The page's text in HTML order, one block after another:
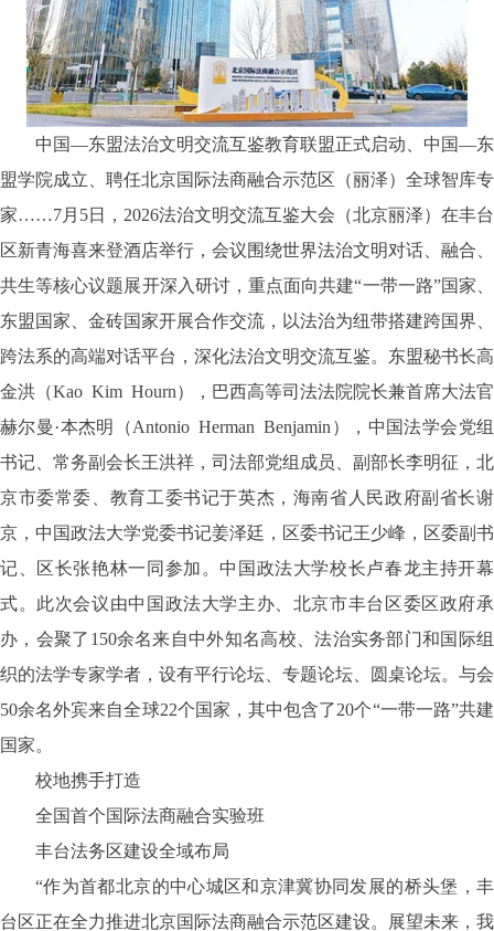
中国—东盟法治文明交流互鉴教育联盟正式启动、中国—东
盟学院成立、聘任北京国际法商融合示范区（丽泽）全球智库专
家……7月5日，2026法治文明交流互鉴大会（北京丽泽）在丰台
区新青海喜来登酒店举行，会议围绕世界法治文明对话、融合、
共生等核心议题展开深入研讨，重点面向共建“一带一路”国家、
东盟国家、金砖国家开展合作交流，以法治为纽带搭建跨国界、
跨法系的高端对话平台，深化法治文明交流互鉴。东盟秘书长高
金洪（Kao Kim Hourn），巴西高等司法法院院长兼首席大法官
赫尔曼·本杰明（Antonio Herman Benjamin），中国法学会党组
书记、常务副会长王洪祥，司法部党组成员、副部长李明征，北
京市委常委、教育工委书记于英杰，海南省人民政府副省长谢
京，中国政法大学党委书记姜泽廷，区委书记王少峰，区委副书
记、区长张艳林一同参加。中国政法大学校长卢春龙主持开幕
式。此次会议由中国政法大学主办、北京市丰台区委区政府承
办，会聚了150余名来自中外知名高校、法治实务部门和国际组
织的法学专家学者，设有平行论坛、专题论坛、圆桌论坛。与会
50余名外宾来自全球22个国家，其中包含了20个“一带一路”共建
国家。
校地携手打造
全国首个国际法商融合实验班
丰台法务区建设全域布局
“作为首都北京的中心城区和京津冀协同发展的桥头堡，丰
台区正在全力推进北京国际法商融合示范区建设。展望未来，我